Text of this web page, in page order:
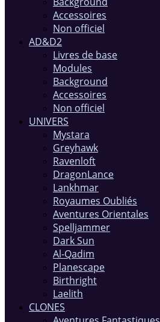
Accessoires
Non officiel
AD&D2
Livres de base
Modules
Background
Accessoires
Non officiel
UNIVERS
Mystara
Greyhawk
Ravenloft
DragonLance
Lankhmar
Royaumes Oubliés
Aventures Orientales
Spelljammer
Dark Sun
Al-Qadim
Planescape
Birthright
Laelith
CLONES